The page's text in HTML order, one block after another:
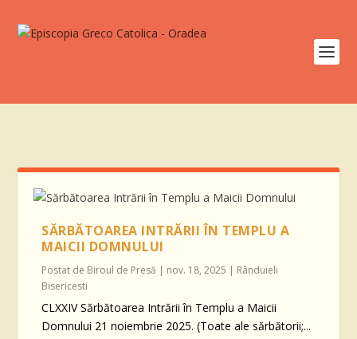
SĂRBĂTOAREA INTRĂRII ÎN TEMPLU A
MAICII DOMNULUI
Postat de Biroul de Presă | nov. 18, 2025 | Rânduieli
Bisericesti
CLXXIV Sărbătoarea Intrării în Templu a Maicii
Domnului 21 noiembrie 2025. (Toate ale sărbătorii;...